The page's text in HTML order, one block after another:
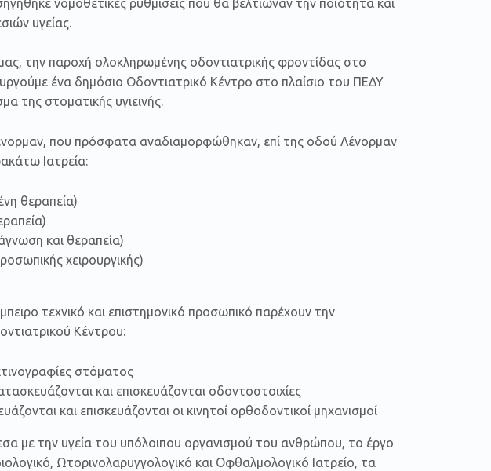
υγείας.
την παροχή ολοκληρωμένης οδοντιατρικής φροντίδας στο
ένα δημόσιο Οδοντιατρικό Κέντρο στο πλαίσιο του ΠΕΔΥ
της στοματικής υγιεινής.
που πρόσφατα αναδιαμορφώθηκαν, επί της οδού Λένορμαν
Ιατρεία:
θεραπεία)
και θεραπεία)
χειρουργικής)
τεχνικό και επιστημονικό προσωπικό παρέχουν την
Κέντρου:
στόματος
και επισκευάζονται οδοντοστοιχίες
και επισκευάζονται οι κινητοί ορθοδοντικοί μηχανισμοί
με την υγεία του υπόλοιπου οργανισμού του ανθρώπου, το έργο
Ωτορινολαρυγγολογικό και Οφθαλμολογικό Ιατρείο, τα